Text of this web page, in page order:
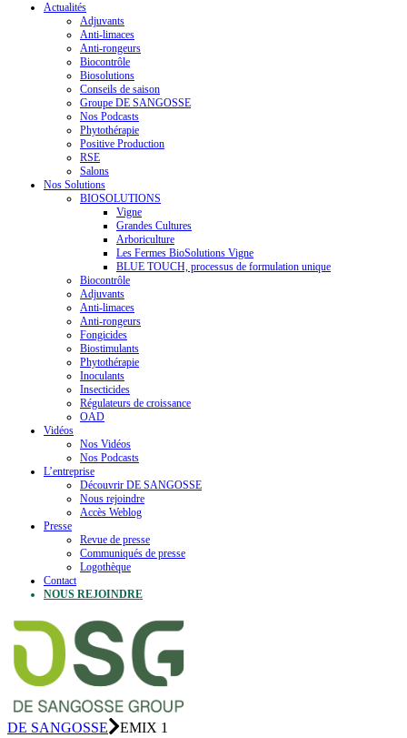
Actualités
Adjuvants
Anti-limaces
Anti-rongeurs
Biocontrôle
Biosolutions
Conseils de saison
Groupe DE SANGOSSE
Nos Podcasts
Phytothérapie
Positive Production
RSE
Salons
Nos Solutions
BIOSOLUTIONS
Vigne
Grandes Cultures
Arboriculture
Les Fermes BioSolutions Vigne
BLUE TOUCH, processus de formulation unique
Biocontrôle
Adjuvants
Anti-limaces
Anti-rongeurs
Fongicides
Biostimulants
Phytothérapie
Inoculants
Insecticides
Régulateurs de croissance
OAD
Vidéos
Nos Vidéos
Nos Podcasts
L’entreprise
Découvrir DE SANGOSSE
Nous rejoindre
Accès Weblog
Presse
Revue de presse
Communiqués de presse
Logothèque
Contact
NOUS REJOINDRE
DE SANGOSSE EMIX 1